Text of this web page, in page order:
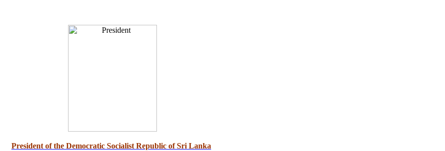
President of the Democratic Socialist Republic of Sri Lanka